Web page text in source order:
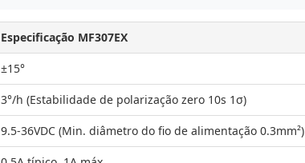
Especificação MF307EX
±15°
3°/h (Estabilidade de polarização zero 10s 1σ)
9.5-36VDC (Min. diâmetro do fio de alimentação 0.3mm²)